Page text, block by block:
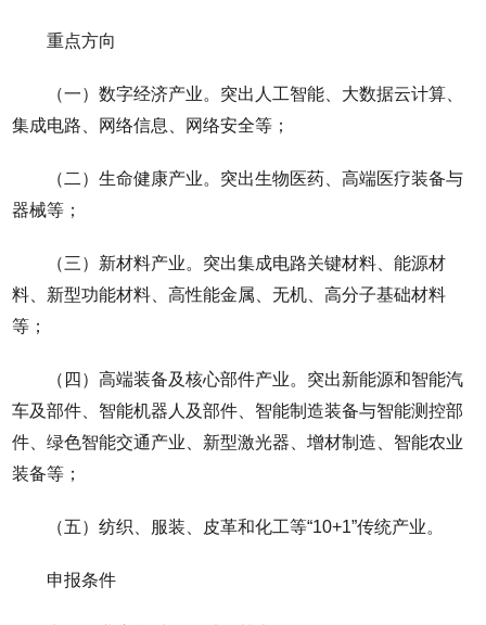
重点方向
（一）数字经济产业。突出人工智能、大数据云计算、
集成电路、网络信息、网络安全等；
（二）生命健康产业。突出生物医药、高端医疗装备与
器械等；
（三）新材料产业。突出集成电路关键材料、能源材
料、新型功能材料、高性能金属、无机、高分子基础材料
等；
（四）高端装备及核心部件产业。突出新能源和智能汽
车及部件、智能机器人及部件、智能制造装备与智能测控部
件、绿色智能交通产业、新型激光器、增材制造、智能农业
装备等；
（五）纺织、服装、皮革和化工等“10+1”传统产业。
申报条件